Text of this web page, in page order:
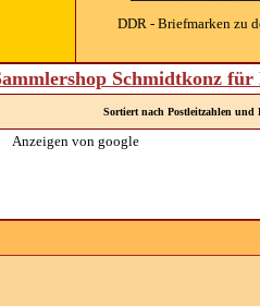
DDR - Briefmarken zu
Schmidtkonz
Sortiert nach Postleitzahlen
Anzeigen von google